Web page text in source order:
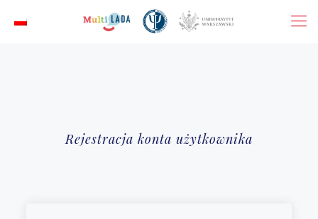
Rejestracja konta użytkownika